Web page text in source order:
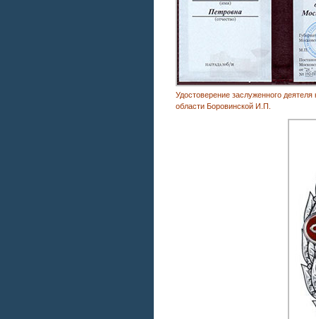
Удостоверение заслуженного деятеля
области Боровинской И.П.